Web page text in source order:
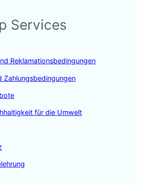
t
a
a
k
e
n
Services
Reklamationsbedingungen
Zahlungsbedingungen
für die Umwelt